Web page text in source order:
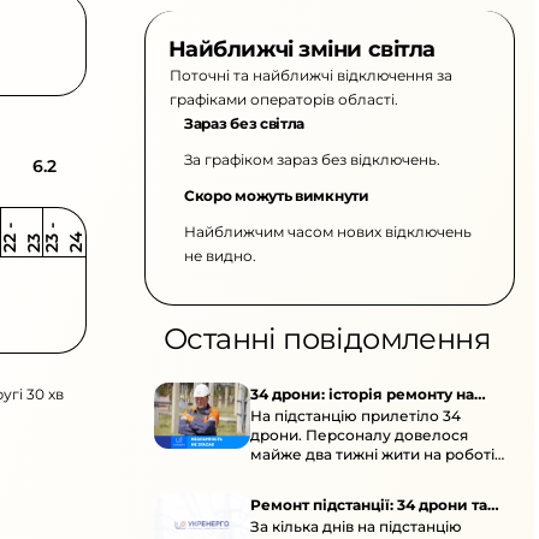
6.2
2 2
-
2 3 2 3
-
2 4
30 хв
Найближчі зміни світла
Поточні та найближчі відключення за
графіками операторів області.
Зараз без світла
За графіком зараз без відключень.
Скоро можуть вимкнути
Найближчим часом нових відключень
не видно.
Останні повідомлення
34 дрони: історія ремонту на
підстанції
На підстанцію прилетіло 34
дрони. Персоналу довелося
майже два тижні жити на роботі
Ремонт підстанції: 34 дрони та
окупація
За кілька днів на підстанцію